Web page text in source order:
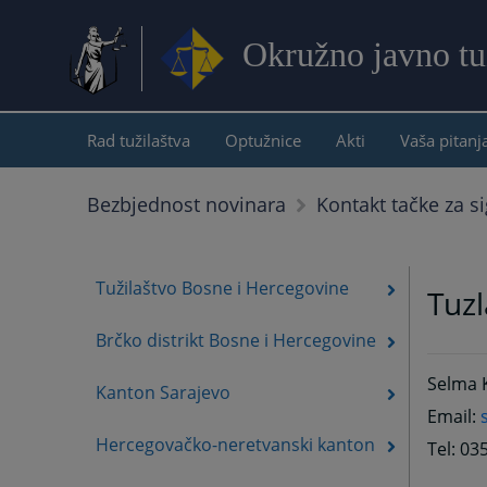
Okružno javno
Rad tužilaštva Optužnice Akti Vaša
Bezbjednost novinara Kontakt tačke za
Tužilaštvo Bosne i Hercegovine
Brčko distrikt Bosne i Hercegovine
Kanton Sarajevo
Hercegovačko-neretvanski kanton
Selma
Email:
Tel: